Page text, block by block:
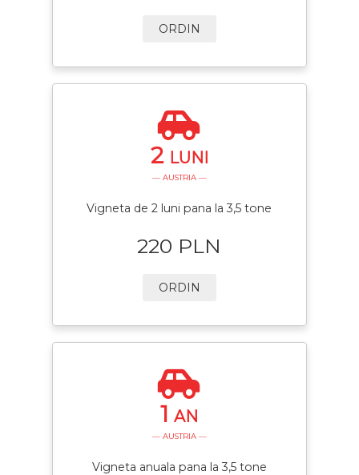
ORDIN
2 LUNI
— AUSTRIA —
Vigneta de 2 luni pana la 3,5 tone
220 PLN
ORDIN
1AN
— AUSTRIA —
Vigneta anuala pana la 3,5 tone